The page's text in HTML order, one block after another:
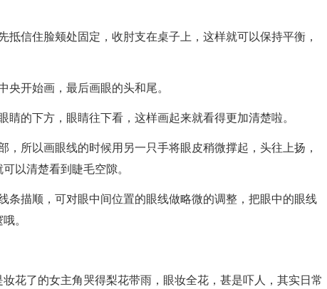
抵信住脸颊处固定，收肘支在桌子上，这样就可以保持平衡，
央开始画，最后画眼的头和尾。
睛的下方，眼睛往下看，这样画起来就看得更加清楚啦。
，所以画眼线的时候用另一只手将眼皮稍微撑起，头往上扬，
以清楚看到睫毛空隙。
条描顺，可对眼中间位置的眼线做略微的调整，把眼中的眼线
。
花了的女主角哭得梨花带雨，眼妆全花，甚是吓人，其实日常